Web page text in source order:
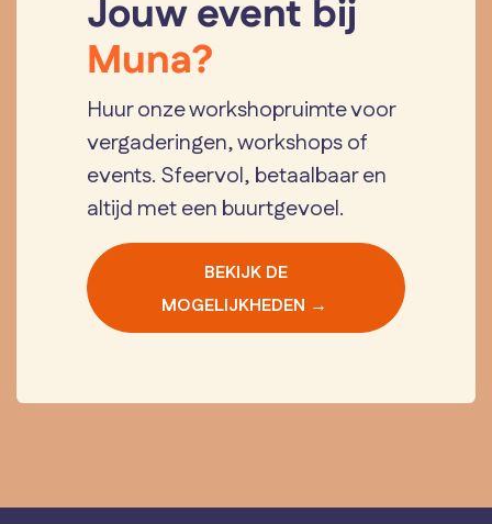
Jouw event bij
Muna?
Huur onze workshopruimte voor
vergaderingen, workshops of
events. Sfeervol, betaalbaar en
altijd met een buurtgevoel.
BEKIJK DE
MOGELIJKHEDEN →